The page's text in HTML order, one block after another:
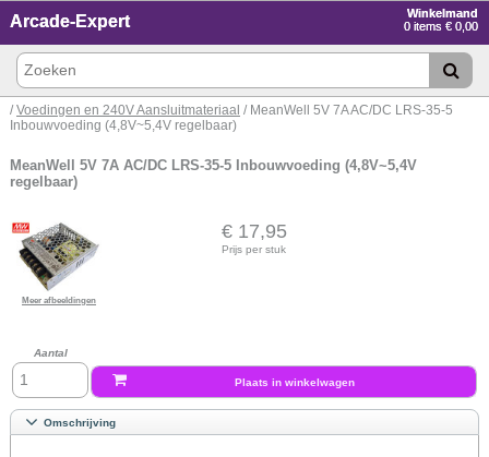
Winkelmand
0 items € 0,00
Arcade-Expert
/Voedingen en 240V Aansluitmateriaal / MeanWell 5V 7A AC/DC LRS-35-5
Inbouwvoeding (4,8V~5,4V regelbaar)
MeanWell 5V 7A AC/DC LRS-35-5 Inbouwvoeding (4,8V~5,4V
regelbaar)
Meer afbeeldingen
€ 17,95
Prijs per stuk
Aantal
Plaats in winkelwagen
Omschrijving